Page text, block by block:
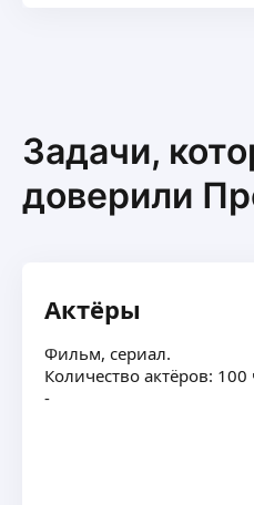
Задачи,
доверили
Актёры
Фильм, сериал.
Количество актёров: 100
-